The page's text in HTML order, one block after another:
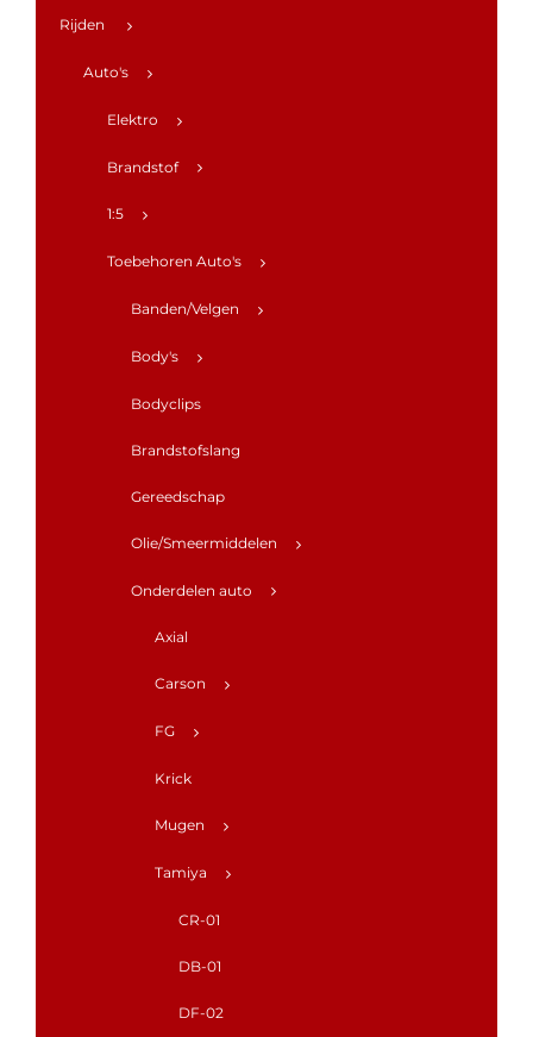
Rijden
Auto's
Elektro
Brandstof
1:5
Toebehoren Auto's
Banden/Velgen
Body's
Bodyclips
Brandstofslang
Gereedschap
Olie/Smeermiddelen
Onderdelen auto
Axial
Carson
FG
Krick
Mugen
Tamiya
CR-01
DB-01
DF-02